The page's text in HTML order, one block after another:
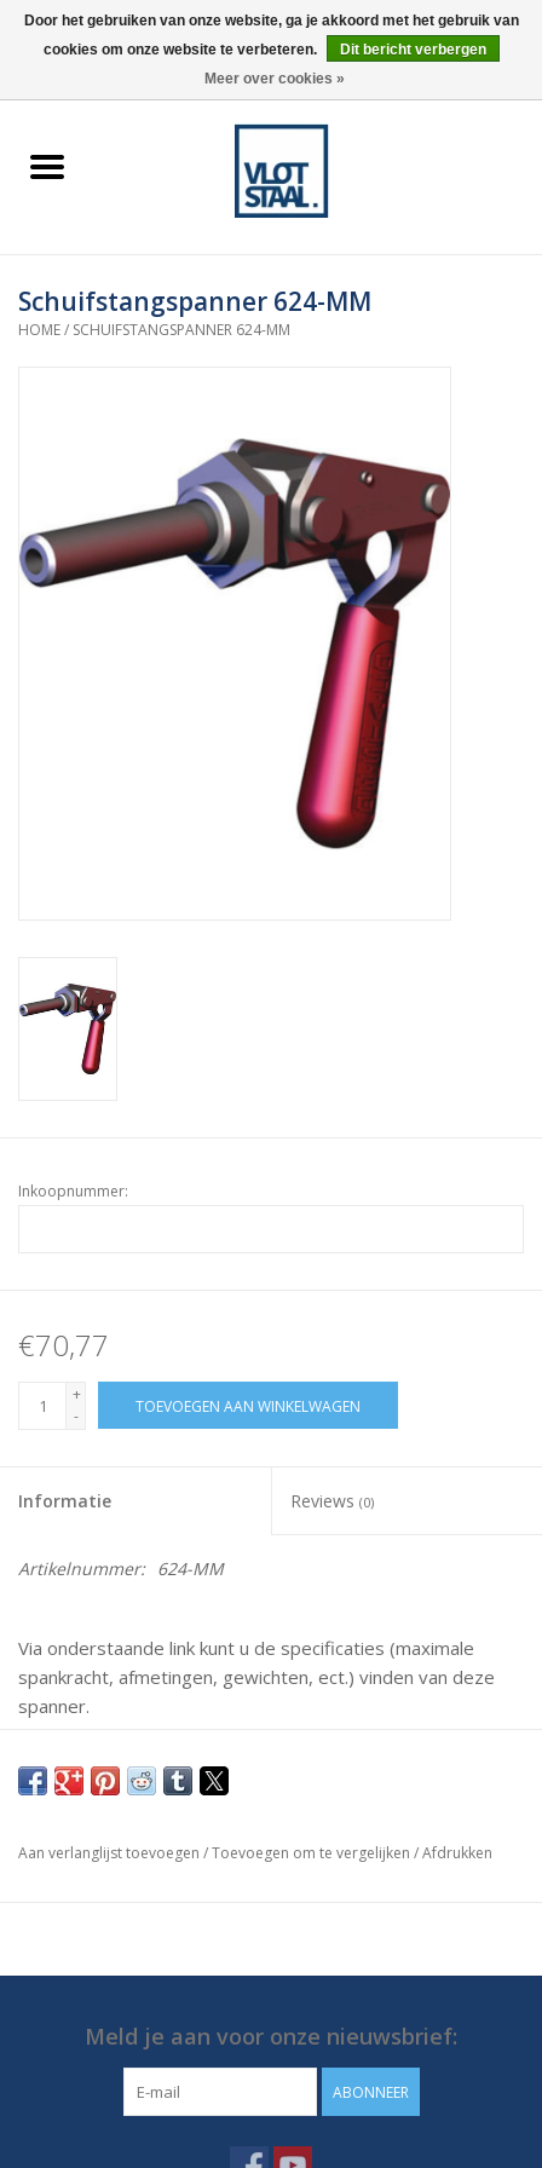
0 Artikelen - €0,00
spanners
Winkelwagen
Schuifstangspanner 624-MM
HOME/ SCHUIFSTANGSPANNER 624-MM
Inkoopnummer:
€70,77
+
-
TOEVOEGEN AAN WINKELWAGEN
Informatie Reviews (0)
Artikelnummer: 624-MM
Via onderstaande link kunt u de specificaties (maximale
spankracht, afmetingen, gewichten, ect.) vinden van deze
spanner.
Mochten er vragen zijn neem dan gerust contact met ons
op.
https://media.destaco.com/assetbank-
Aan verlanglijst toevoegen /Toevoegen om te vergelijken /Afdrukken
Meld je aan voor onze nieuwsbrief:
ABONNEER
Door het gebruiken van onze website, ga je akkoord met het gebruik van
cookies om onze website te verbeteren.
Dit bericht verbergen
Meer over cookies »